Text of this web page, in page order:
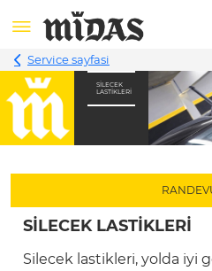
Service sayfasi
SILECEK
LASTIKLERI
SILECEK LASTIKLERI
Silecek lastikleri, yolda iyi